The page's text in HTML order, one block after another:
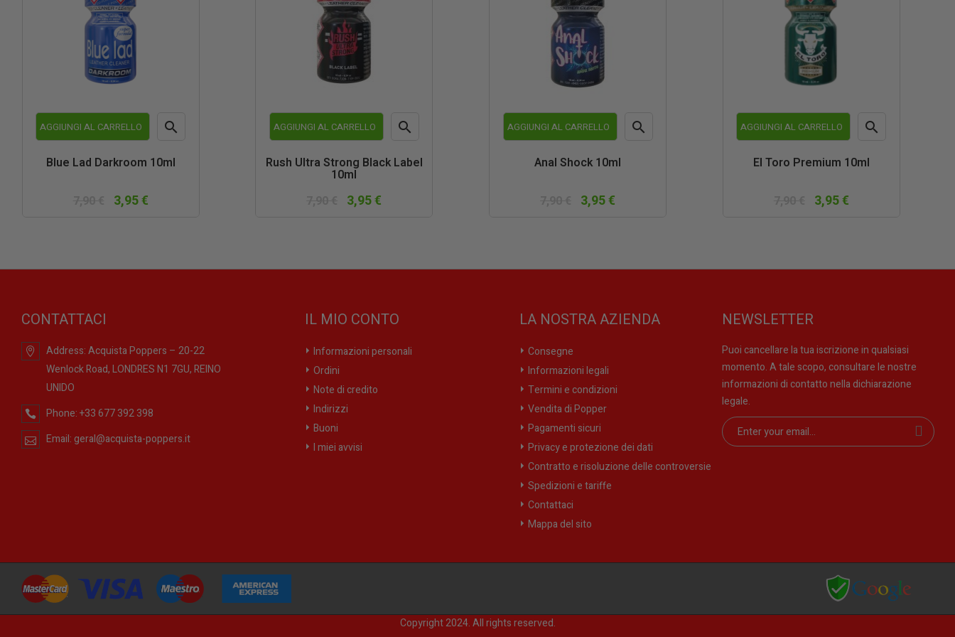
AGGIUNGI AL CARRELLO 
Blue Lad Darkroom 10ml
3,95 €
AGGIUNGI AL CARRELLO 
Rush Ultra Strong Black Label
10ml
3,95 €
AGGIUNGI AL CARRELLO 
Anal Shock 10ml
3,95 €
AGGIUNGI AL CARRELLO 
El Toro Premium 10ml
3,95 €
CONTATTACI
Address:Acquista Poppers – 20-22
Wenlock Road, LONDRES N1 7GU, REINO
UNIDO
Phone:+33 677 392 398
Email: geral@acquista-poppers.it
IL MIO CONTO
Informazioni personali
Ordini
Note di credito
Indirizzi
Buoni
I miei avvisi
LA NOSTRA AZIENDA
Consegne
Informazioni legali
Termini e condizioni
Vendita di Popper
Pagamenti sicuri
Privacy e protezione dei dati
Contratto e risoluzione delle controversie
Spedizioni e tariffe
Contattaci
Mappa del sito
NEWSLETTER
Puoi cancellare la tua iscrizione in qualsiasi
momento. A tale scopo, consultare le nostre
informazioni di contatto nella dichiarazione
legale.
Copyright 2024. All rights reserved.